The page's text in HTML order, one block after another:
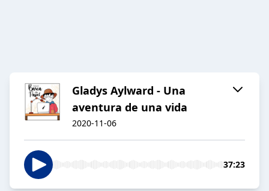
Gladys Aylward - Una
aventura de una vida
2020-11-06
37:23